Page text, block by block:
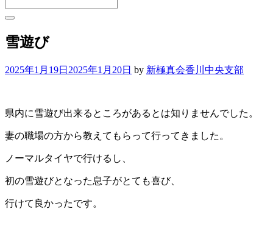
雪遊び
2025年1月19日 2025年1月20日 by 新極真会香川中央支部
県内に雪遊び出来るところがあるとは知りませんでした。
妻の職場の方から教えてもらって行ってきました。
ノーマルタイヤで行けるし、
初の雪遊びとなった息子がとても喜び、
行けて良かったです。